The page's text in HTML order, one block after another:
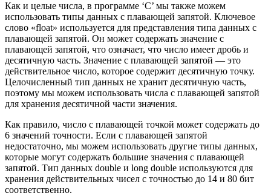
Как и целые числа, в программе ‘C’ мы также можем
использовать типы данных с плавающей запятой. Ключевое
слово «float» используется для представления типа данных с
плавающей запятой. Он может содержать значение с
плавающей запятой, что означает, что число имеет дробь и
десятичную часть. Значение с плавающей запятой — это
действительное число, которое содержит десятичную точку.
Целочисленный тип данных не хранит десятичную часть,
поэтому мы можем использовать числа с плавающей запятой
для хранения десятичной части значения.
Как правило, число с плавающей точкой может содержать до
6 значений точности. Если с плавающей запятой
недостаточно, мы можем использовать другие типы данных,
которые могут содержать большие значения с плавающей
запятой. Тип данных double и long double используются для
хранения действительных чисел с точностью до 14 и 80 бит
соответственно.